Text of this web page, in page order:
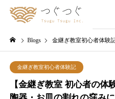
Blogs 金継ぎ教室初心者体験
金継ぎ教室初心者体験記
【金継ぎ教室 初心者の体